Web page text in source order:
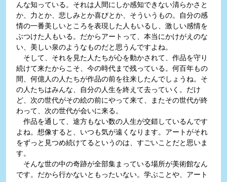
んな知っている。それは人間にしか感知できない清らかさと
か、力とか、悲しみとか喜びとか、そういうもの。自分の感
情の一番美しいところを表現した人もいるし、激しい感情を
ぶつけた人もいる。だからアートって、本当にかけがえのな
い、美しい泉のようなものだと思うんですよね。
そして、それを見た人たちが心を動かされて、作品を守り
続けて来たからこそ、今の時代まで残っている。何百年もの
間、何億人の人たちが作品の前を往来したんでしょうね。そ
の人たちはみんな、自分の人生を終えて去っていく。だけ
ど、次の世代がその絵の前にやって来て、またその世代が終
わって、次の世代が会いに来る。
作品を通して、途方もない数の人生が交錯しているんです
よね。想像すると、いつも気が遠くなります。アートがそれ
をずっと見つめ続けてるというのは、すごいことだと思いま
す。
そんな世の中の奇跡が全部集まっている場所が美術館なん
です。だから行かないともったいない。学ぶことや、アート